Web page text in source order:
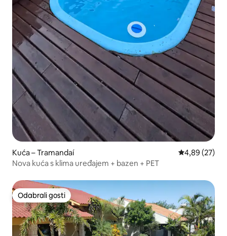
Kuća – Tramandaí Prosječna
4,89 (27)
Nova kuća s klima uređajem + bazen + PET
Odabrali gosti
Odabrali gosti